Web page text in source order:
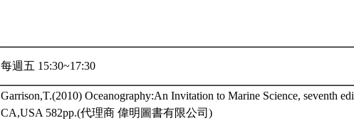
每週五 15:30~17:30
Garrison,T.(2010) Oceanography:An Invitation to Marine Science, seventh
CA,USA 582pp.(代理商 偉明圖書有限公司)